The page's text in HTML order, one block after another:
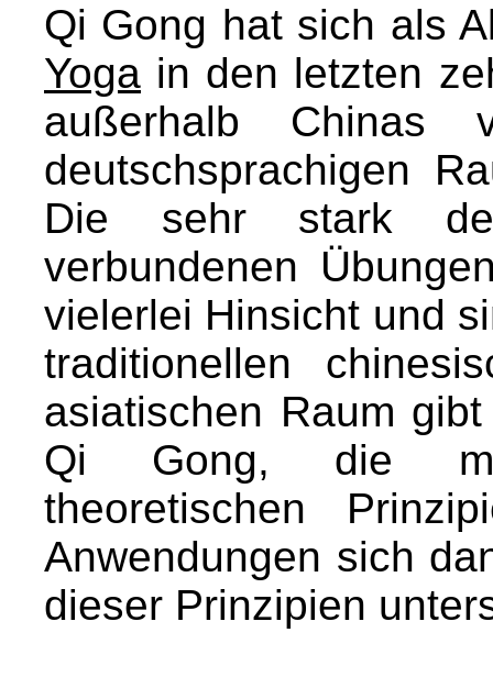
Qi Gong hat sich als
Yoga in den letzten
außerhalb Chinas
deutschsprachigen
Die sehr stark
verbundenen
vielerlei Hinsicht und
traditionellen
asiatischen Raum
Qi Gong, die
theoretischen
Anwendungen sich
dieser Prinzipien